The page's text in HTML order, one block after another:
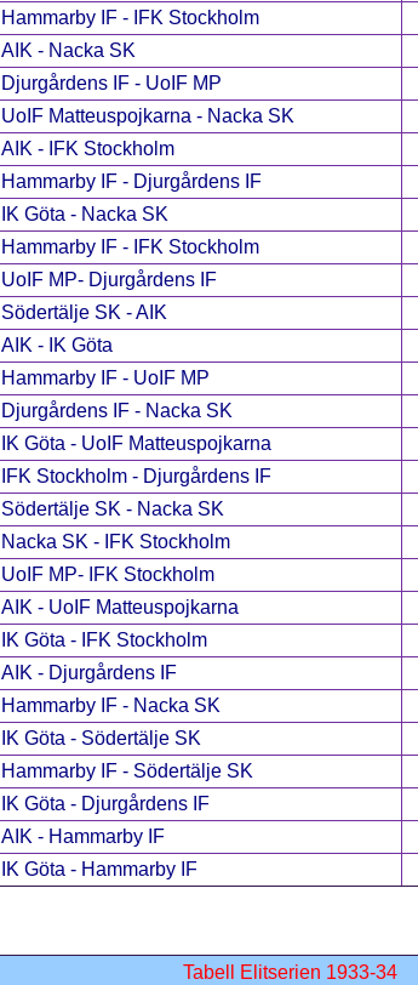
Hammarby IF - IFK Stockholm
AIK - Nacka SK
Djurgårdens IF - UoIF MP
UoIF Matteuspojkarna - Nacka SK
AIK - IFK Stockholm
Hammarby IF - Djurgårdens IF
IK Göta - Nacka SK
Hammarby IF - IFK Stockholm
UoIF MP- Djurgårdens IF
Södertälje SK - AIK
AIK - IK Göta
Hammarby IF - UoIF MP
Djurgårdens IF - Nacka SK
IK Göta - UoIF Matteuspojkarna
IFK Stockholm - Djurgårdens IF
Södertälje SK - Nacka SK
Nacka SK - IFK Stockholm
UoIF MP- IFK Stockholm
AIK - UoIF Matteuspojkarna
IK Göta - IFK Stockholm
AIK - Djurgårdens IF
Hammarby IF - Nacka SK
IK Göta - Södertälje SK
Hammarby IF - Södertälje SK
IK Göta - Djurgårdens IF
AIK - Hammarby IF
IK Göta - Hammarby IF
Tabell Elitserien 1933-34